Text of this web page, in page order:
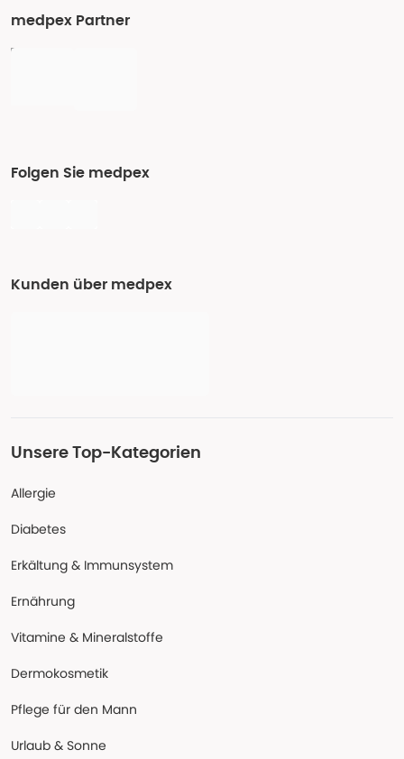
medpex Partner
Folgen Sie medpex
Kunden über medpex
Unsere Top-Kategorien
Allergie
Diabetes
Erkältung & Immunsystem
Ernährung
Vitamine & Mineralstoffe
Dermokosmetik
Pflege für den Mann
Urlaub & Sonne